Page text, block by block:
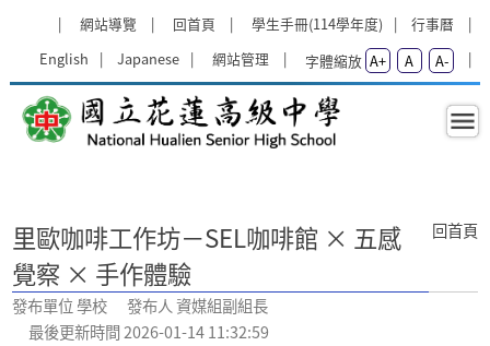
網站導覽
回首頁 學生手冊(114學年度)
行事曆
English
Japanese 網站管理 字體縮放 A+ A A-
里歐咖啡工作坊－SEL咖啡館 × 五
里歐咖啡工作坊－SEL咖啡館 × 五感
覺察 × 手作體驗
發布單位 學校 發布人 資媒組副組長
最後更新時間 2026-01-14 11:32:59
回首頁